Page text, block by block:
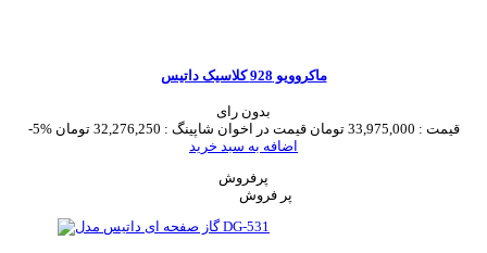
ماکروویو 928 کلاسیک داتیس
بدون رای
-5%
قیمت : 33,975,000 تومان قیمت در اخوان شاپینگ : 32,276,250 تومان
اضافه به سبد خرید
پرفروش